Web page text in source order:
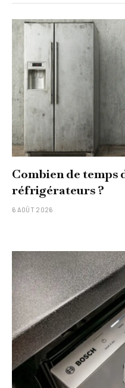
Combien de temps
réfrigérateurs ?
6 AOÛT 2026